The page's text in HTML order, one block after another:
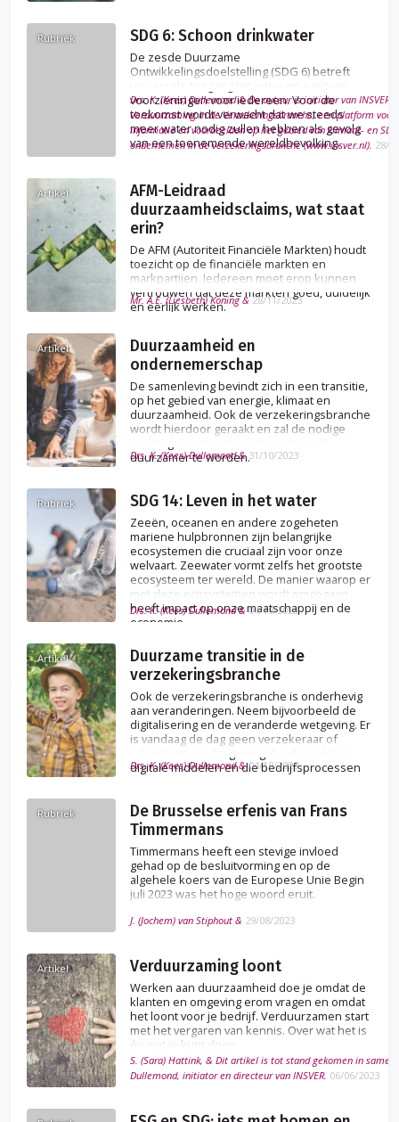
Rubriek SDG 6: Schoon drinkwater
De zesde Duurzame
Ontwikkelingsdoelstelling (SDG 6) betreft
universele toegang tot water en sanitaire
voorzieningen voor iedereen. Voor de
toekomst wordt verwacht dat we steeds
meer water nodig zullen hebben als gevolg
van een toenemende wereldbevolking.
Drs. K. (Kees) Dullemond & De auteur is initiator van INSVER,
Verduurzaming in de Verzekeringsbranche, een platform voor
informatie en voorbeelden op het gebied van klimaat- en
ondernemen in de verzekeringsbranche (www.insver.nl). 28/
Artikel
AFM-Leidraad
duurzaamheidsclaims, wat staat
erin?
De AFM (Autoriteit Financiële Markten) houdt
toezicht op de financiële markten en
markpartijen. Iedereen moet erop kunnen
vertrouwen dat deze markten goed, duidelijk
en eerlijk werken.
Mr. A.E. (Liesbeth) Koning &28/11/2023
Artikel
Duurzaamheid en
ondernemerschap
De samenleving bevindt zich in een transitie,
op het gebied van energie, klimaat en
duurzaamheid. Ook de verzekeringsbranche
wordt hierdoor geraakt en zal de nodige
duurzamer te worden.
Drs. K. (Kees) Dullemond & 31/10/2023
Rubriek SDG 14: Leven in het water
Zeeën, oceanen en andere zogeheten
mariene hulpbronnen zijn belangrijke
ecosystemen die cruciaal zijn voor onze
welvaart. Zeewater vormt zelfs het grootste
ecosysteem ter wereld. De manier waarop er
met deze ecosystemen wordt omgegaan
heeft impact op onze maatschappij en de
economie.
Drs. K. (Kees) Dullemond &04/10/2023
Artikel
Duurzame transitie in de
verzekeringsbranche
Ook de verzekeringsbranche is onderhevig
aan veranderingen. Neem bijvoorbeeld de
digitalisering en de veranderde wetgeving. Er
is vandaag de dag geen verzekeraar of
digitale middelen en die bedrijfsprocessen
Drs. K. (Kees) Dullemond &04/10/2023
Rubriek
De Brusselse erfenis van Frans
Timmermans
Timmermans heeft een stevige invloed
gehad op de besluitvorming en op de
algehele koers van de Europese Unie Begin
juli 2023 was het hoge woord eruit.
J. (Jochem) van Stiphout & 29/08/2023
Artikel Verduurzaming loont
Werken aan duurzaamheid doe je omdat de
klanten en omgeving erom vragen en omdat
het loont voor je bedrijf. Verduurzamen start
met het vergaren van kennis. Over wat het is
én wat je kunt doen.
S. (Sara) Hattink, & Dit artikel is tot stand gekomen in
Dullemond, initiator en directeur van INSVER. 06/06/2023